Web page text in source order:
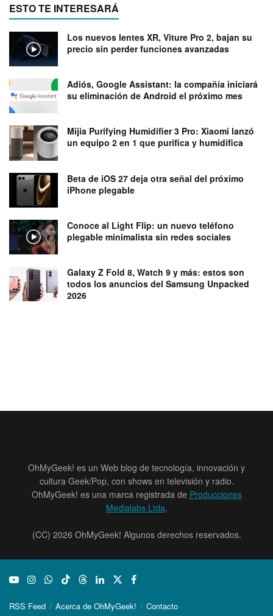
ESTO TE INTERESARÁ
Los nuevos lentes XR, Viture Pro 2, bajan su
precio sin perder funciones avanzadas
Adiós, Google Assistant: la compañía iniciará
su eliminación de Android el próximo mes
Mijia Purifying Humidifier 3 Pro: Xiaomi lanzó
un equipo 2 en 1 que purifica y humidifica
Beta de iOS 27 deja otra señal del próximo
iPhone plegable
Conoce al Light Flip: un nuevo teléfono
plegable minimalista sin redes sociales
Galaxy Z Fold 8, Watch 9 y más: estos son
todos los anuncios del Samsung Unpacked
2026
OhMyGeek! es un Web blog de tecnología, innovación y
cultura Geek/Pop, con shows en televisión y radio.
OhMyGeek! es una marca registrada de Producciones
Medialabs Ltda.
(CC) 2026 OhMyGeek! Algunos derechos reservados.
RSS Feed Acerca de OhMyGeek! Contacto